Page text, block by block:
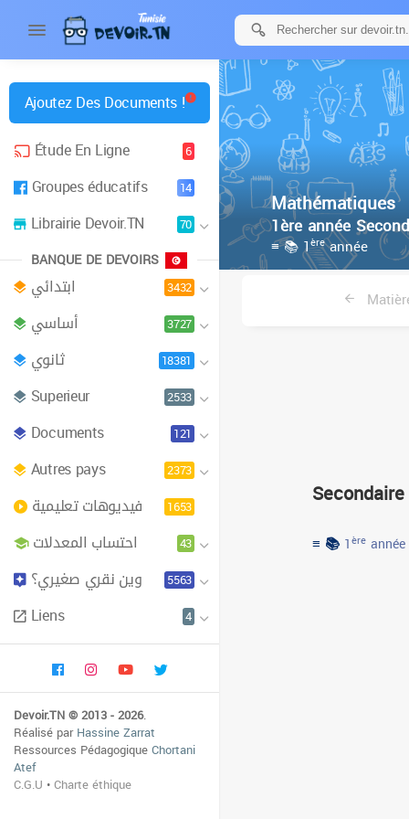
Ajoutez Des Documents !
Étude En Ligne
6
Groupes éducatifs 14
Librairie Devoir.TN 70
BANQUE DE DEVOIRS
ابتدائي 3432
أساسي 3727
ثانوي 18381
Superieur 2533
Documents 121
Autres pays 2373
فيديوهات تعليمية 1653
احتساب المعدلات 43
وين نقري صغيري؟ 5563
Liens 4
Devoir.TN © 2013 - 2026.
Réalisé parHassine Zarrat
Ressources PédagogiqueChortani
Atef
C.G.U •Charte éthique
Mathématiques
1ère année
≡ 📚 1èreannée
Secondaire
≡ 📚 1ère année